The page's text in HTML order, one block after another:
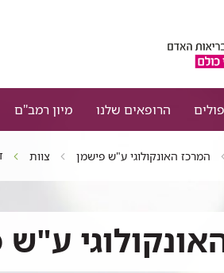
הרופאים שלנו מיון רמב"ם
המרכז האונקולוגי ע"ש פישמן צוות